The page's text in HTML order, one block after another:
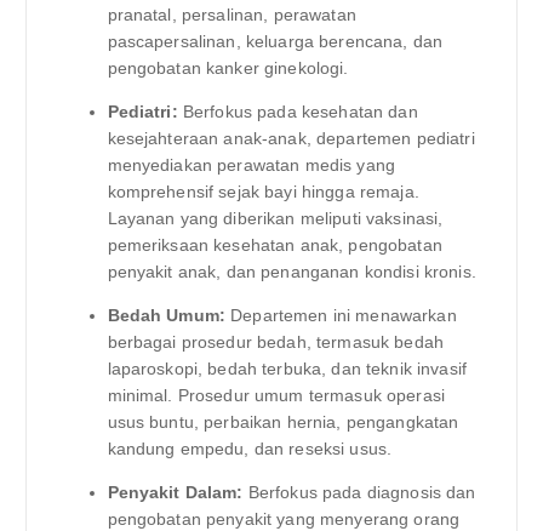
pranatal, persalinan, perawatan
pascapersalinan, keluarga berencana, dan
pengobatan kanker ginekologi.
Pediatri: Berfokus pada kesehatan dan
kesejahteraan anak-anak, departemen pediatri
menyediakan perawatan medis yang
komprehensif sejak bayi hingga remaja.
Layanan yang diberikan meliputi vaksinasi,
pemeriksaan kesehatan anak, pengobatan
penyakit anak, dan penanganan kondisi kronis.
Bedah Umum: Departemen ini menawarkan
berbagai prosedur bedah, termasuk bedah
laparoskopi, bedah terbuka, dan teknik invasif
minimal. Prosedur umum termasuk operasi
usus buntu, perbaikan hernia, pengangkatan
kandung empedu, dan reseksi usus.
Penyakit Dalam: Berfokus pada diagnosis dan
pengobatan penyakit yang menyerang orang